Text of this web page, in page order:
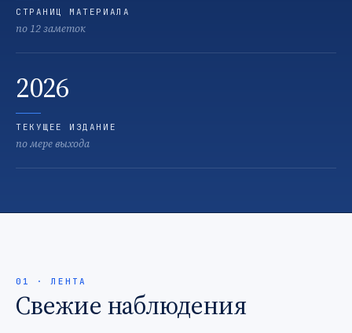
СТРАНИЦ МАТЕРИАЛА
по 12 заметок
2026
ТЕКУЩЕЕ ИЗДАНИЕ
по мере выхода
01 · ЛЕНТА
Свежие наблюдения